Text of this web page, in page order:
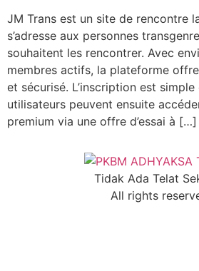
JM Trans est un site de rencontre
s’adresse aux personnes
souhaitent les rencontrer. Avec
membres actifs, la plateforme
et sécurisé. L’inscription est
utilisateurs peuvent ensuite
premium via une offre d’essai à […]
Tidak Ada Telat
All rights